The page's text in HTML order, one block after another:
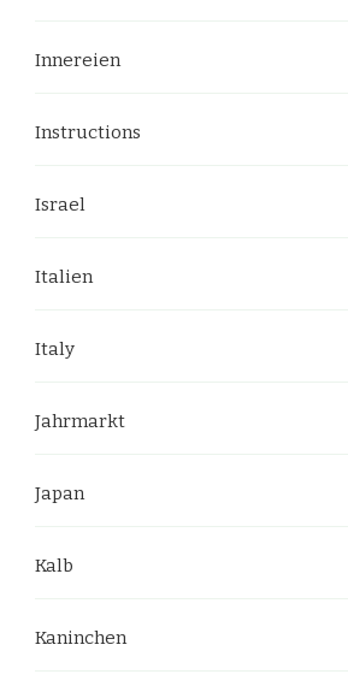
Innereien
Instructions
Israel
Italien
Italy
Jahrmarkt
Japan
Kalb
Kaninchen